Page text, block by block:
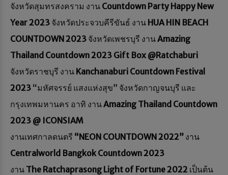
จังหวัดสุมทรสงคราม งาน Countdown Party Happy New
Year 2023 จังหวัดประจวบคีรีขันธ์ งาน HUA HIN BEACH
COUNTDOWN 2023 จังหวัดเพชรบุรี งานAmazing
Thailand Countdown 2023 Gift Box @Ratchaburi
จังหวัดราชบุรี งาน Kanchanaburi Countdown Festival
2023 “มหัศจรรย์ แสงแห่งสุข” จังหวัดกาญจนบุรี และ
กรุงเทพมหานคร อาทิ งานAmazing Thailand Countdown
2023 @ ICONSIAM
งานเทศกาลดนตรี “NEON COUNTDOWN 2022” งาน
Centralworld Bangkok Countdown 2023
งาน The Ratchaprasong Light of Fortune 2022 เป็นต้น